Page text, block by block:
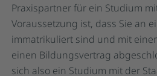
Praxispartner für ein Studium
Voraussetzung ist, dass Sie an
immatrikuliert sind und mit
einen Bildungsvertrag
sich also ein Studium mit der